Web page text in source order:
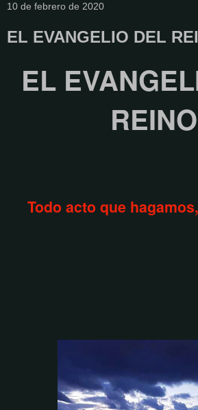
10 de febrero de 2020
EL EVANGELIO DEL
EL
REINO
Todo acto que